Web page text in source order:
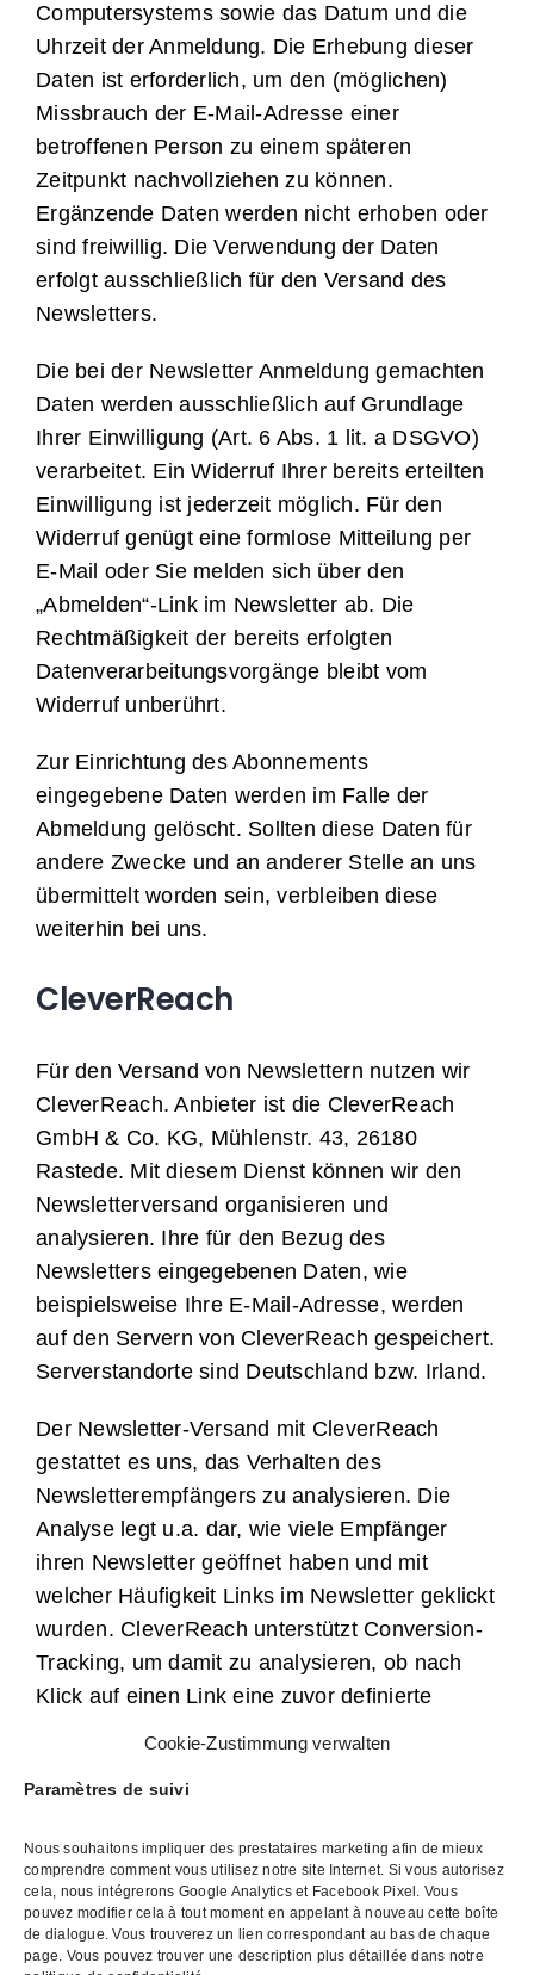
Cookie-Zustimmung verwalten
Paramètres de suivi
Nous souhaitons impliquer des prestataires marketing afin de mieux
comprendre comment vous utilisez notre site Internet. Si vous autorisez
cela, nous intégrerons Google Analytics et Facebook Pixel. Vous
pouvez modifier cela à tout moment en appelant à nouveau cette boîte
de dialogue. Vous trouverez un lien correspondant au bas de chaque
page. Vous pouvez trouver une description plus détaillée dans notre
Computersystems sowie das Datum und die
Uhrzeit der Anmeldung. Die Erhebung dieser
Daten ist erforderlich, um den (möglichen)
Missbrauch der E-Mail-Adresse einer
betroffenen Person zu einem späteren
Zeitpunkt nachvollziehen zu können.
Ergänzende Daten werden nicht erhoben oder
sind freiwillig. Die Verwendung der Daten
erfolgt ausschließlich für den Versand des
Newsletters.
Die bei der Newsletter Anmeldung gemachten
Daten werden ausschließlich auf Grundlage
Ihrer Einwilligung (Art. 6 Abs. 1 lit. a DSGVO)
verarbeitet. Ein Widerruf Ihrer bereits erteilten
Einwilligung ist jederzeit möglich. Für den
Widerruf genügt eine formlose Mitteilung per
E-Mail oder Sie melden sich über den
„Abmelden“-Link im Newsletter ab. Die
Rechtmäßigkeit der bereits erfolgten
Datenverarbeitungsvorgänge bleibt vom
Widerruf unberührt.
Zur Einrichtung des Abonnements
eingegebene Daten werden im Falle der
Abmeldung gelöscht. Sollten diese Daten für
andere Zwecke und an anderer Stelle an uns
übermittelt worden sein, verbleiben diese
weiterhin bei uns.
CleverReach
Für den Versand von Newslettern nutzen wir
CleverReach. Anbieter ist die CleverReach
GmbH & Co. KG, Mühlenstr. 43, 26180
Rastede. Mit diesem Dienst können wir den
Newsletterversand organisieren und
analysieren. Ihre für den Bezug des
Newsletters eingegebenen Daten, wie
beispielsweise Ihre E-Mail-Adresse, werden
auf den Servern von CleverReach gespeichert.
Serverstandorte sind Deutschland bzw. Irland.
Der Newsletter-Versand mit CleverReach
gestattet es uns, das Verhalten des
Newsletterempfängers zu analysieren. Die
Analyse legt u.a. dar, wie viele Empfänger
ihren Newsletter geöffnet haben und mit
welcher Häufigkeit Links im Newsletter geklickt
wurden. CleverReach unterstützt Conversion-
Tracking, um damit zu analysieren, ob nach
Klick auf einen Link eine zuvor definierte
CleverReach finden Sie
und-tracking/.
Die Datenverarbeitung erfolgt auf Grundlage
Ihrer Einwilligung (Art. 6 Abs. 1 lit. a DSGVO).